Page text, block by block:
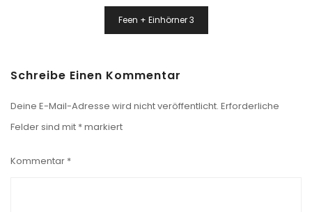
BeitragsnavigationFeen + Einhörner 3
Schreibe Einen Kommentar
Deine E-Mail-Adresse wird nicht veröffentlicht. Erforderliche
Felder sind mit *markiert
Kommentar *